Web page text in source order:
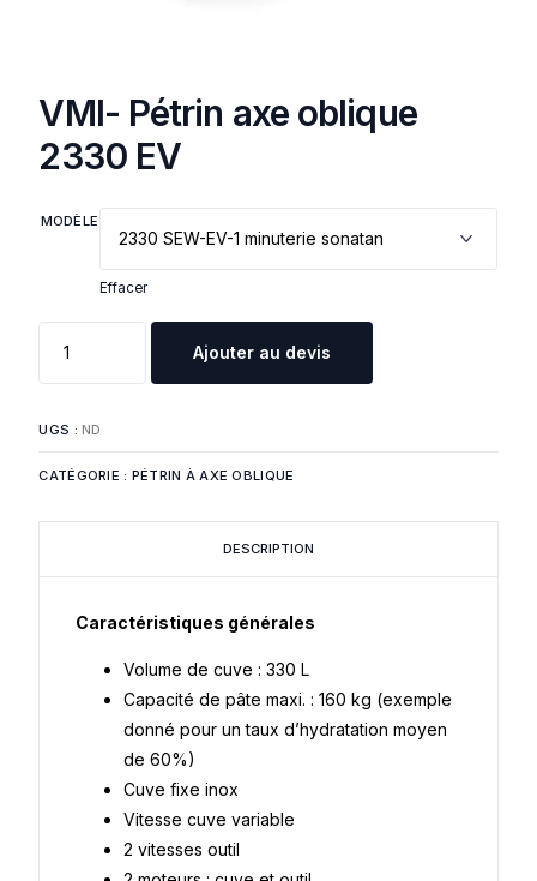
VMI- Pétrin axe oblique
2330 EV
MODÈLE
Effacer
Ajouter au devis
UGS :ND
CATÉGORIE : PÉTRIN À AXE OBLIQUE
DESCRIPTION
Caractéristiques générales
Volume de cuve : 330 L
Capacité de pâte maxi. : 160 kg (exemple
donné pour un taux d’hydratation moyen
de 60%)
Cuve fixe inox
Vitesse cuve variable
2 vitesses outil